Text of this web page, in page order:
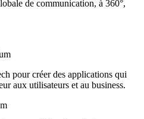
de communication, à 360°,
pour créer des applications qui
aux utilisateurs et au business.